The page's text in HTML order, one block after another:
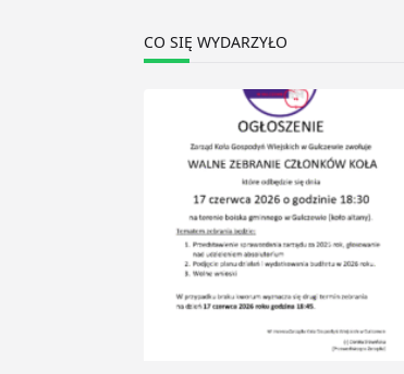
text">Page</span>
CO SIĘ WYDARZYŁO